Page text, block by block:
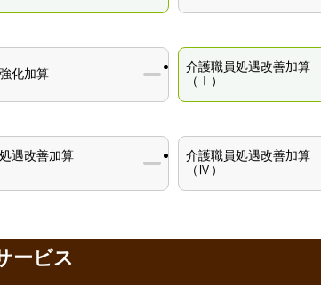
化加算
介護職員処遇改善加算
（Ⅰ）
遇改善加算
介護職員処遇改善加算
（Ⅳ）
ービス